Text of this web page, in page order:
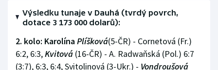
Výsledku tunaje v Dauhá (tvrdý povrch,
dotace 3 173 000 dolarů):
2. kolo: KarolínaPlíšková(5-ČR) - Cornetová (Fr.)
6:2, 6:3,Kvitová (16-ČR) - A. Radwaňská (Pol.) 6:7
(3:7), 6:3, 6:4, Svitolinová (3-Ukr.) - Vondroušová